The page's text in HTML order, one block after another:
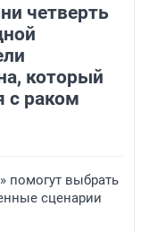
четверть
который
с раком
помогут выбрать
сценарии